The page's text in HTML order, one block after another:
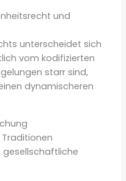
und
unterscheidet sich
vom kodifizierten
starr sind,
dynamischeren